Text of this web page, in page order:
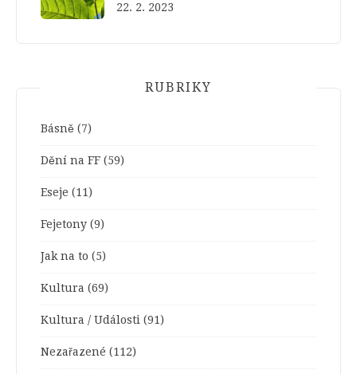
22. 2. 2023
RUBRIKY
Básně (7)
Dění na FF (59)
Eseje (11)
Fejetony (9)
Jak na to (5)
Kultura (69)
Kultura / Události (91)
Nezařazené (112)